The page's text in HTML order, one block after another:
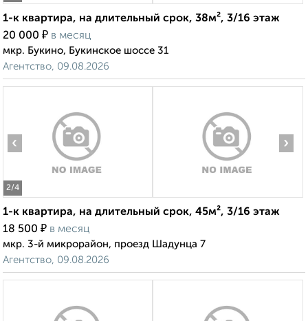
1-к квартира, на длительный срок, 38м², 3/16 этаж
20 000 ₽ в месяц
мкр. Букино, Букинское шоссе 31
Агентство, 09.08.2026
2/4
‹ ›
1-к квартира, на длительный срок, 45м², 3/16 этаж
18 500 ₽ в месяц
мкр. 3-й микрорайон, проезд Шадунца 7
Агентство, 09.08.2026